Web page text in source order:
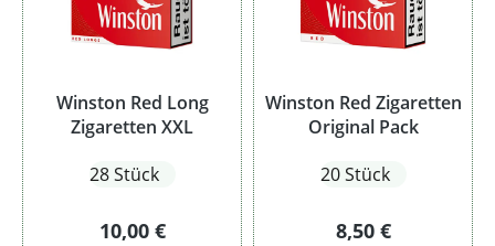
Winston Red Long
Zigaretten XXL
28 Stück
Regulärer Preis:
10,00 €
Winston Red Zigaretten
Original Pack
20 Stück
Regulärer Preis:
8,50 €